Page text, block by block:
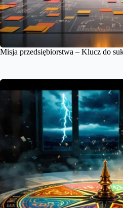
Misja przedsiębiorstwa – Klucz do